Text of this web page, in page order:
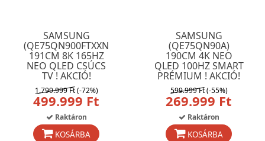
SAMSUNG
(QE75QN900FTXXN
191CM 8K 165HZ
NEO QLED CSÚCS
TV ! AKCIÓ!
1.799.999 Ft(-72%)
499.999 Ft
Raktáron
KOSÁRBA
SAMSUNG
(QE75QN90A)
190CM 4K NEO
QLED 100HZ SMART
PRÉMIUM ! AKCIÓ!
599.999 Ft(-55%)
269.999 Ft
Raktáron
KOSÁRBA